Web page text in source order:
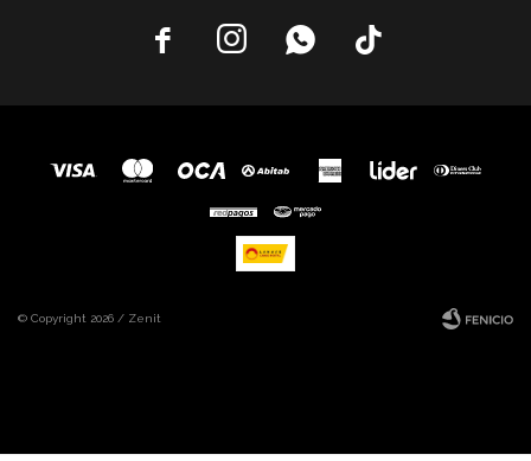
   
© Copyright 2026 / Zenit